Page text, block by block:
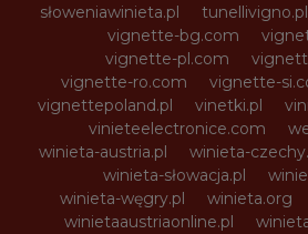
słoweniawinieta.pl
tunellivigno.pl
vignette-bg.com
vignette-pl.com
vignette-ro.com
vignette-
vignettepoland.pl
vinetki.pl
vinieteelectronice.com
winieta-austria.pl
winieta-
winieta-słowacja.pl
winieta-węgry.pl
winieta.org
winietaaustriaonline.pl